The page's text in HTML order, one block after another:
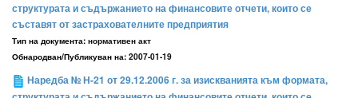
структурата и съдържанието на финансовите отчети, които се
съставят от застрахователните предприятия
Тип на документа: нормативен акт
Обнародван/Публикуван на: 2007-01-19
Наредба № Н-21 от 29.12.2006 г. за изискванията към формата,